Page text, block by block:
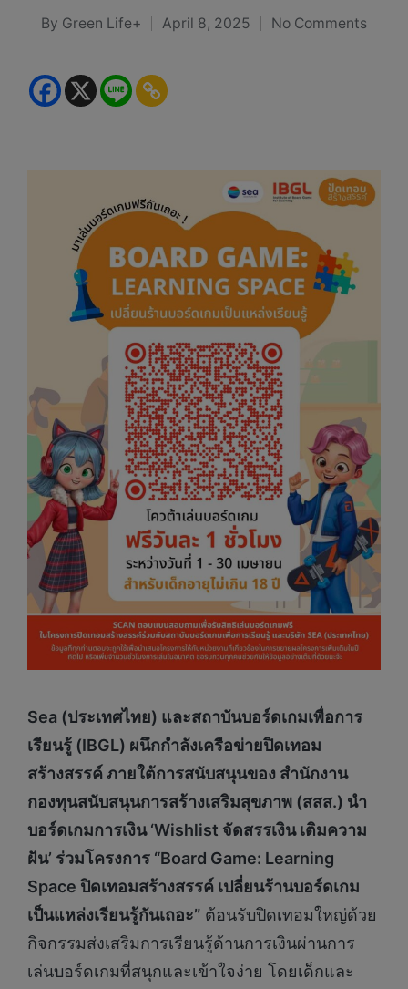
Posted
By Green Life+ April 8, 2025 No Comments
Sea (ประเทศไทย) และสถาบันบอร์ดเกมเพื่อการ
เรียนรู้ (IBGL) ผนึกกำลังเครือข่ายปิดเทอม
สร้างสรรค์ ภายใต้การสนับสนุนของ สำนักงาน
กองทุนสนับสนุนการสร้างเสริมสุขภาพ (สสส.) นำ
บอร์ดเกมการเงิน ‘Wishlist จัดสรรเงิน เติมความ
ฝัน’ ร่วมโครงการ “Board Game: Learning
Space ปิดเทอมสร้างสรรค์ เปลี่ยนร้านบอร์ดเกม
เป็นแหล่งเรียนรู้กันเถอะ” ต้อนรับปิดเทอมใหญ่ด้วย
กิจกรรมส่งเสริมการเรียนรู้ด้านการเงินผ่านการ
เล่นบอร์ดเกมที่สนุกและเข้าใจง่าย โดยเด็กและ